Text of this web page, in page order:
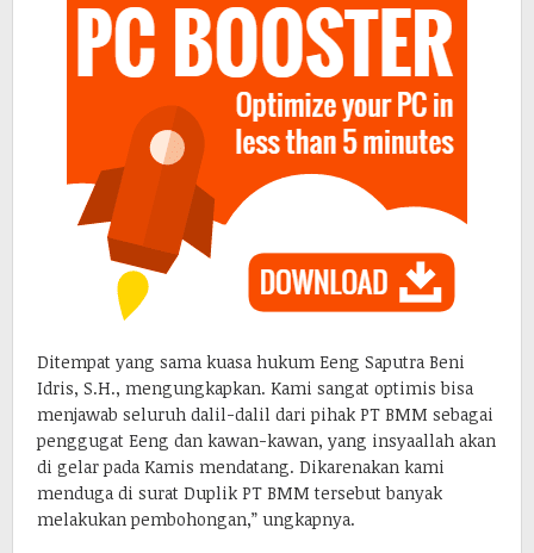
Ditempat yang sama kuasa hukum Eeng Saputra Beni
Idris, S.H., mengungkapkan. Kami sangat optimis bisa
menjawab seluruh dalil-dalil dari pihak PT BMM sebagai
penggugat Eeng dan kawan-kawan, yang insyaallah akan
di gelar pada Kamis mendatang. Dikarenakan kami
menduga di surat Duplik PT BMM tersebut banyak
melakukan pembohongan,” ungkapnya.